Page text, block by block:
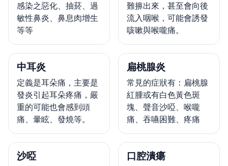
感染之惡化、抽菸、過
敏性鼻炎、鼻息肉增生
等等
難擤出來，甚至會向後
流入咽喉，可能會誘發
咳嗽與喉嚨痛。
中耳炎
定義是耳朵痛，主要是
發炎引起耳朵疼痛，嚴
重的可能也會感到頭
痛、暈眩、發燒等。
扁桃腺炎
常見的症狀有：扁桃腺
紅腫或有白色黃色斑
塊、聲音沙啞、喉嚨
痛、吞嚥困難、疼痛
沙啞 口腔潰瘍